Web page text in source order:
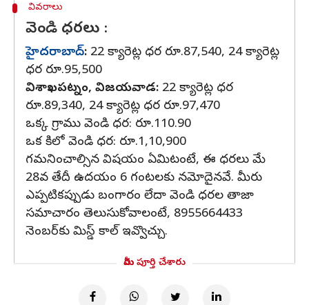
వివరాలు
వెండి ధరలు :
హైదరాబాద్: 22 క్యారెట్ల ధర రూ.87,540, 24 క్యారెట్ల
ధర రూ.95,500
విశాఖపట్నం, విజయవాడ: 22 క్యారెట్ల ధర
రూ.89,340, 24 క్యారెట్ల ధర రూ.97,470
ఒక్క గ్రాము వెండి ధర: రూ.110.90
ఒక కిలో వెండి ధర: రూ.1,10,900
గమనించాల్సిన విషయం ఏమిటంటే, ఈ ధరలు మే
28వ తేదీ ఉదయం 6 గంటలకు నమోదైనవే. మీరు
ఎప్పటికప్పుడు బంగారం లేదా వెండి ధరల తాజా
సమాచారం తెలుసుకోవాలంటే, 8955664433
నెంబర్‌కు మిస్డ్ కాల్ ఇవ్వొచ్చు.
మీరు పూర్తి చేశారు